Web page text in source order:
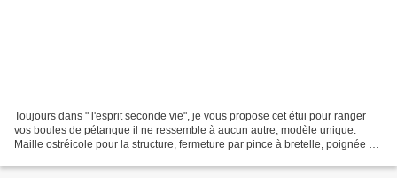
Toujours dans " l'esprit seconde vie", je vous propose cet étui pour ranger
vos boules de pétanque il ne ressemble à aucun autre, modèle unique.
Maille ostréicole pour la structure, fermeture par pince à bretelle, poignée de